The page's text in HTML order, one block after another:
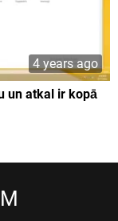
4 years ago
un atkal ir kopā